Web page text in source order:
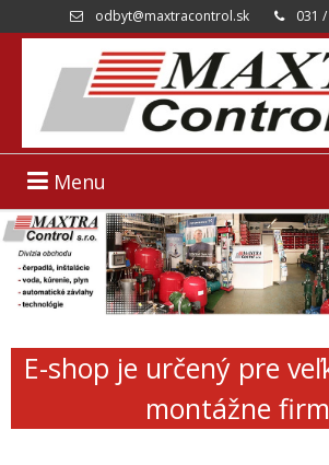
odbyt@maxtracontrol.sk 031
Menu
E-shop je určený pre
montážne